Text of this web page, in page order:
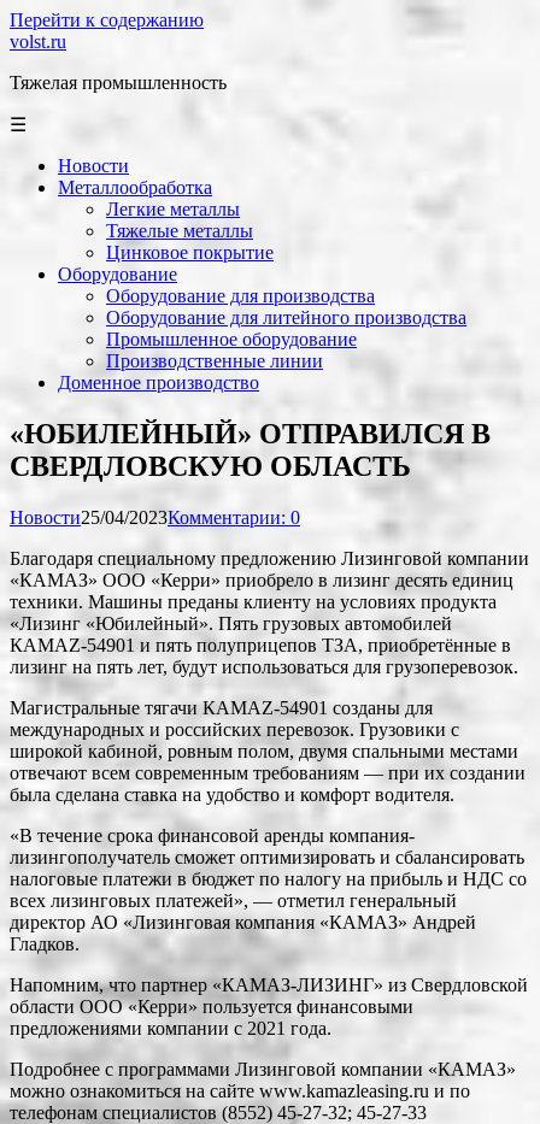
Перейти к содержанию
volst.ru
Тяжелая промышленность
☰
Новости
Металлообработка
Легкие металлы
Тяжелые металлы
Цинковое покрытие
Оборудование
Оборудование для производства
Оборудование для литейного производства
Промышленное оборудование
Производственные линии
Доменное производство
«ЮБИЛЕЙНЫЙ» ОТПРАВИЛСЯ В
СВЕРДЛОВСКУЮ ОБЛАСТЬ
Новости25/04/2023Комментарии: 0
Благодаря специальному предложению Лизинговой компании
«КАМАЗ» ООО «Керри» приобрело в лизинг десять единиц
техники. Машины преданы клиенту на условиях продукта
«Лизинг «Юбилейный». Пять грузовых автомобилей
КАМАZ-54901 и пять полуприцепов ТЗА, приобретённые в
лизинг на пять лет, будут использоваться для грузоперевозок.
Магистральные тягачи КАМАZ-54901 созданы для
международных и российских перевозок. Грузовики с
широкой кабиной, ровным полом, двумя спальными местами
отвечают всем современным требованиям — при их создании
была сделана ставка на удобство и комфорт водителя.
«В течение срока финансовой аренды компания-
лизингополучатель сможет оптимизировать и сбалансировать
налоговые платежи в бюджет по налогу на прибыль и НДС со
всех лизинговых платежей», — отметил генеральный
директор АО «Лизинговая компания «КАМАЗ» Андрей
Гладков.
Напомним, что партнер «КАМАЗ-ЛИЗИНГ» из Свердловской
области ООО «Керри» пользуется финансовыми
предложениями компании с 2021 года.
Подробнее с программами Лизинговой компании «КАМАЗ»
можно ознакомиться на сайте www.kamazleasing.ru и по
телефонам специалистов (8552) 45-27-32; 45-27-33